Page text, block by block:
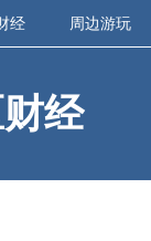
经 周边游玩
经